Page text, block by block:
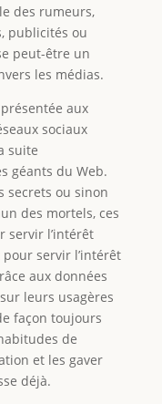
des rumeurs,
publicités ou
peut-être un
les médias.
aux
sociaux
suite
géants du Web.
secrets ou sinon
des mortels, ces
servir l’intérêt
servir l’intérêt
aux données
leurs usagères
façon toujours
de
et les gaver
déjà.